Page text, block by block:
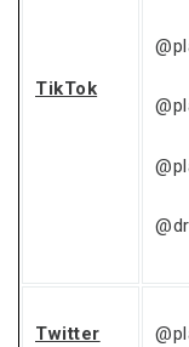
TikTok
Twitter